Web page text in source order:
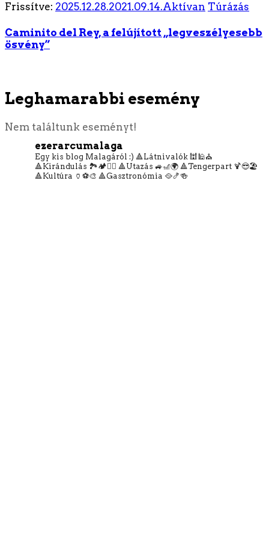
Frissítve: 2025.12.28.2021.09.14.Aktívan Túrázás
Caminito del Rey, a felújított „legveszélyesebb
ösvény”
Leghamarabbi esemény
Nem találtunk eseményt!
ezerarcumalaga
Egy kis blog Malagáról :) 🔺Látnivalók 🕍🕌⛪
🔺Kirándulás 🏞️🏕️🧗‍♀️ 🔺Utazás 🚙🎢🌍 🔺Tengerpart 🍹😎🏖️
🔺Kultúra 🏺⚽🎨 🔺Gasztronómia 🥘🍤🍻